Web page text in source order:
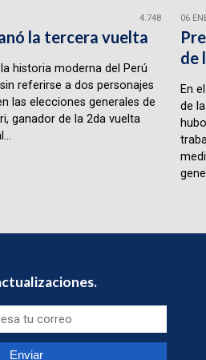
4.748
la tercera vuelta
historia moderna del Perú
referirse a dos personajes
las elecciones generales de
ganador de la 2da vuelta
06
de
En
de